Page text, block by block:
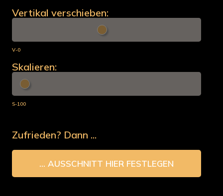
Vertikal verschieben:
V-0
Skalieren:
S-100
Zufrieden? Dann ...